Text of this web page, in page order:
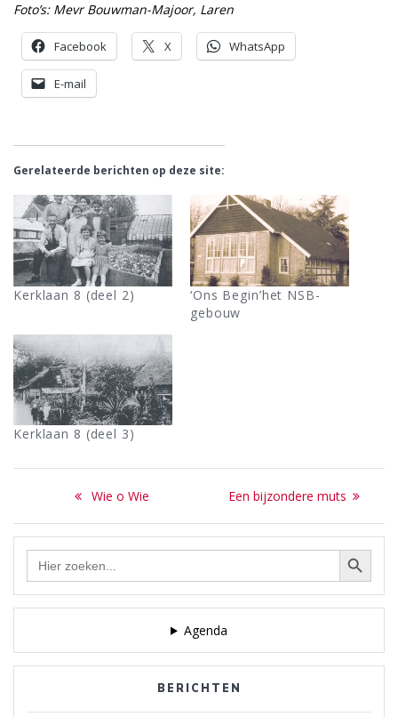
Foto’s: Mevr Bouwman-Majoor, Laren
Facebook X WhatsApp
E-mail
Gerelateerde berichten op deze site:
Kerklaan 8 (deel 2)
‘Ons Begin’het NSB-
gebouw
Kerklaan 8 (deel 3)
Bericht
navigatie
Previous
Wie o Wie
Next
Een bijzondere muts
Zoek Zoekknop
Agenda
BERICHTEN